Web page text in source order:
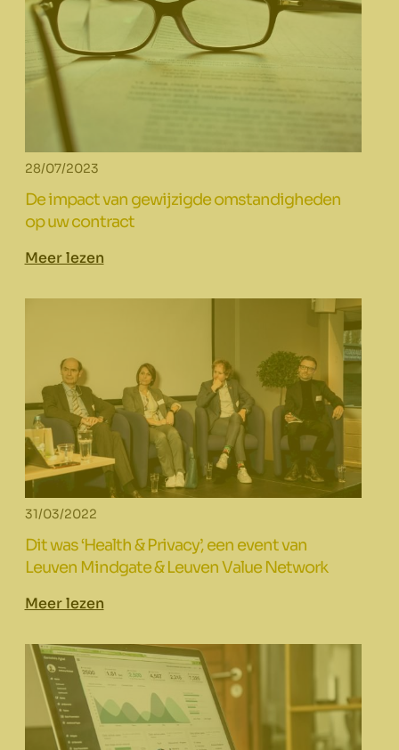
28/07/2023
De impact van gewijzigde omstandigheden
op uw contract
Meer lezen
31/03/2022
Dit was ‘Health & Privacy’, een event van
Leuven Mindgate & Leuven Value Network
Meer lezen